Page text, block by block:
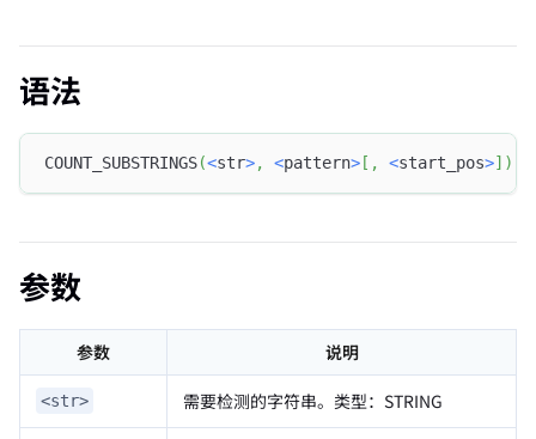
语法
COUNT_SUBSTRINGS(<str>, <pattern> [ , <start_pos>] )
参数
参数 说明
<str> 需要检测的字符串。类型：STRING